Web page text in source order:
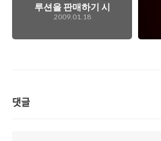
루션을 판매하기 시
작한 세일즈포스닷
2009.01.18
댓글